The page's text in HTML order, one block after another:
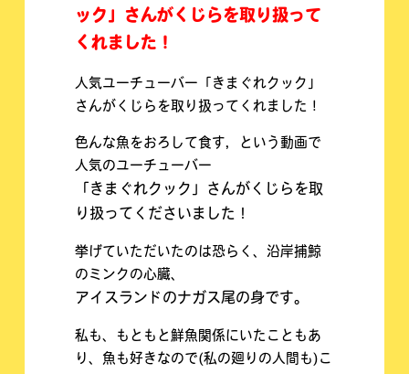
ック」さんがくじらを取り扱って
くれました！
人気ユーチューバー「きまぐれクック」
さんがくじらを取り扱ってくれました！
色んな魚をおろして食す，という動画で
人気のユーチューバー
「きまぐれクック」さんがくじらを取
り扱ってくださいました！
挙げていただいたのは恐らく、沿岸捕鯨
のミンクの心臓、
アイスランドのナガス尾の身です。
私も、もともと鮮魚関係にいたこともあ
り、魚も好きなので(私の廻りの人間も)こ